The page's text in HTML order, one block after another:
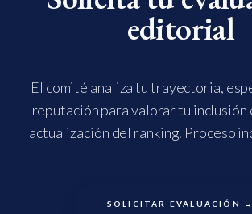
editorial
El comité analiza tu trayectoria,
reputación para valorar tu inclusión
actualización del ranking. Proceso
SOLICITAR EVALUACIÓN →